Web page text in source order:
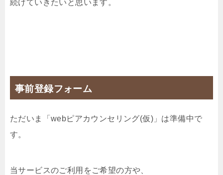
続けていきたいと思います。
事前登録フォーム
ただいま「webピアカウンセリング(仮)」は準備中で
す。
当サービスのご利用をご希望の方や、